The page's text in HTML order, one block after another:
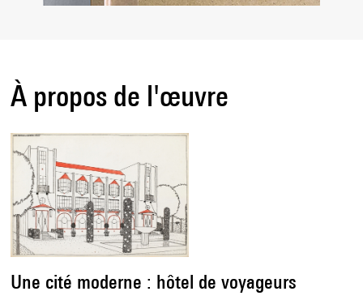
À propos de l'œuvre
Une cité moderne : hôtel de voyageurs